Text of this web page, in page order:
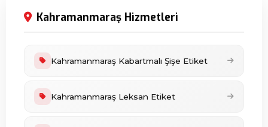
Kahramanmaraş Hizmetleri
Kahramanmaraş Kabartmalı Şişe Etiket
Kahramanmaraş Leksan Etiket